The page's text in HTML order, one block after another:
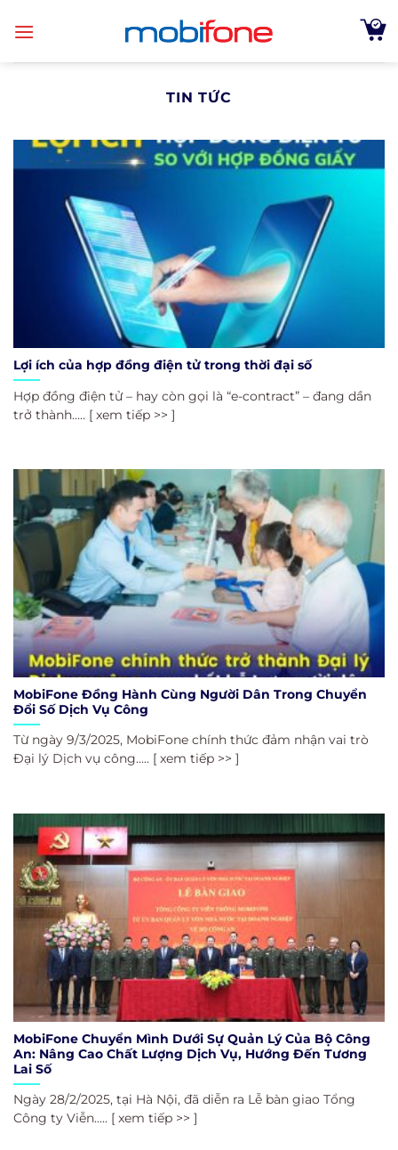
TIN TỨC
Lợi ích của hợp đồng điện tử trong thời đại số
Hợp đồng điện tử – hay còn gọi là “e-contract” – đang dần
trở thành..... [ xem tiếp >> ]
MobiFone Đồng Hành Cùng Người Dân Trong Chuyển
Đổi Số Dịch Vụ Công
Từ ngày 9/3/2025, MobiFone chính thức đảm nhận vai trò
Đại lý Dịch vụ công..... [ xem tiếp >> ]
MobiFone Chuyển Mình Dưới Sự Quản Lý Của Bộ Công
An: Nâng Cao Chất Lượng Dịch Vụ, Hướng Đến Tương
Lai Số
Ngày 28/2/2025, tại Hà Nội, đã diễn ra Lễ bàn giao Tổng
Công ty Viễn..... [ xem tiếp >> ]